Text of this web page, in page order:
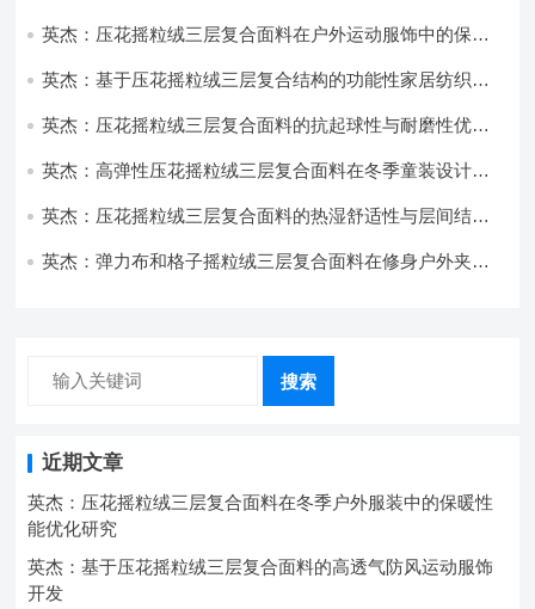
英杰：压花摇粒绒三层复合面料在户外运动服饰中的保暖
英杰：基于压花摇粒绒三层复合结构的功能性家居纺织品
英杰：压花摇粒绒三层复合面料的抗起球性与耐磨性优化
英杰：高弹性压花摇粒绒三层复合面料在冬季童装设计中
英杰：压花摇粒绒三层复合面料的热湿舒适性与层间结合
英杰：弹力布和格子摇粒绒三层复合面料在修身户外夹克
搜索
近期文章
英杰：压花摇粒绒三层复合面料在冬季户外服装中的保暖性
能优化研究
英杰：基于压花摇粒绒三层复合面料的高透气防风运动服饰
开发